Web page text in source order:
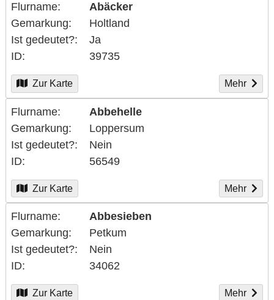
Flurname
Abäcker
Gemarkung
Holtland
Ist gedeutet?
Ja
ID
39735
Zur Karte Mehr
Flurname
Abbehelle
Gemarkung
Loppersum
Ist gedeutet?
Nein
ID
56549
Zur Karte Mehr
Flurname
Abbesieben
Gemarkung
Petkum
Ist gedeutet?
Nein
ID
34062
Zur Karte Mehr